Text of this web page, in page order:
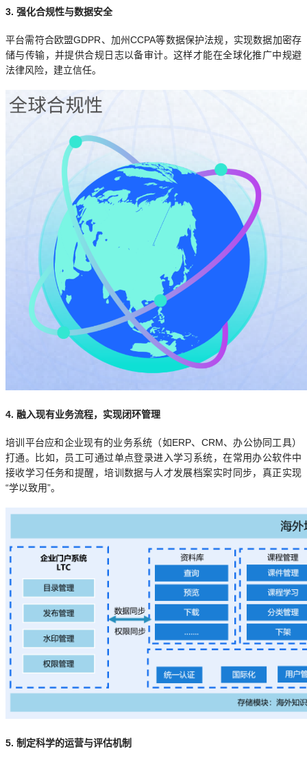
3. 强化合规性与数据安全
平台需符合欧盟GDPR、加州CCPA等数据保护法规，实现数据加密存
储与传输，并提供合规日志以备审计。这样才能在全球化推广中规避
法律风险，建立信任。
4. 融入现有业务流程，实现闭环管理
培训平台应和企业现有的业务系统（如ERP、CRM、办公协同工具）
打通。比如，员工可通过单点登录进入学习系统，在常用办公软件中
接收学习任务和提醒，培训数据与人才发展档案实时同步，真正实现
“学以致用”。
5. 制定科学的运营与评估机制